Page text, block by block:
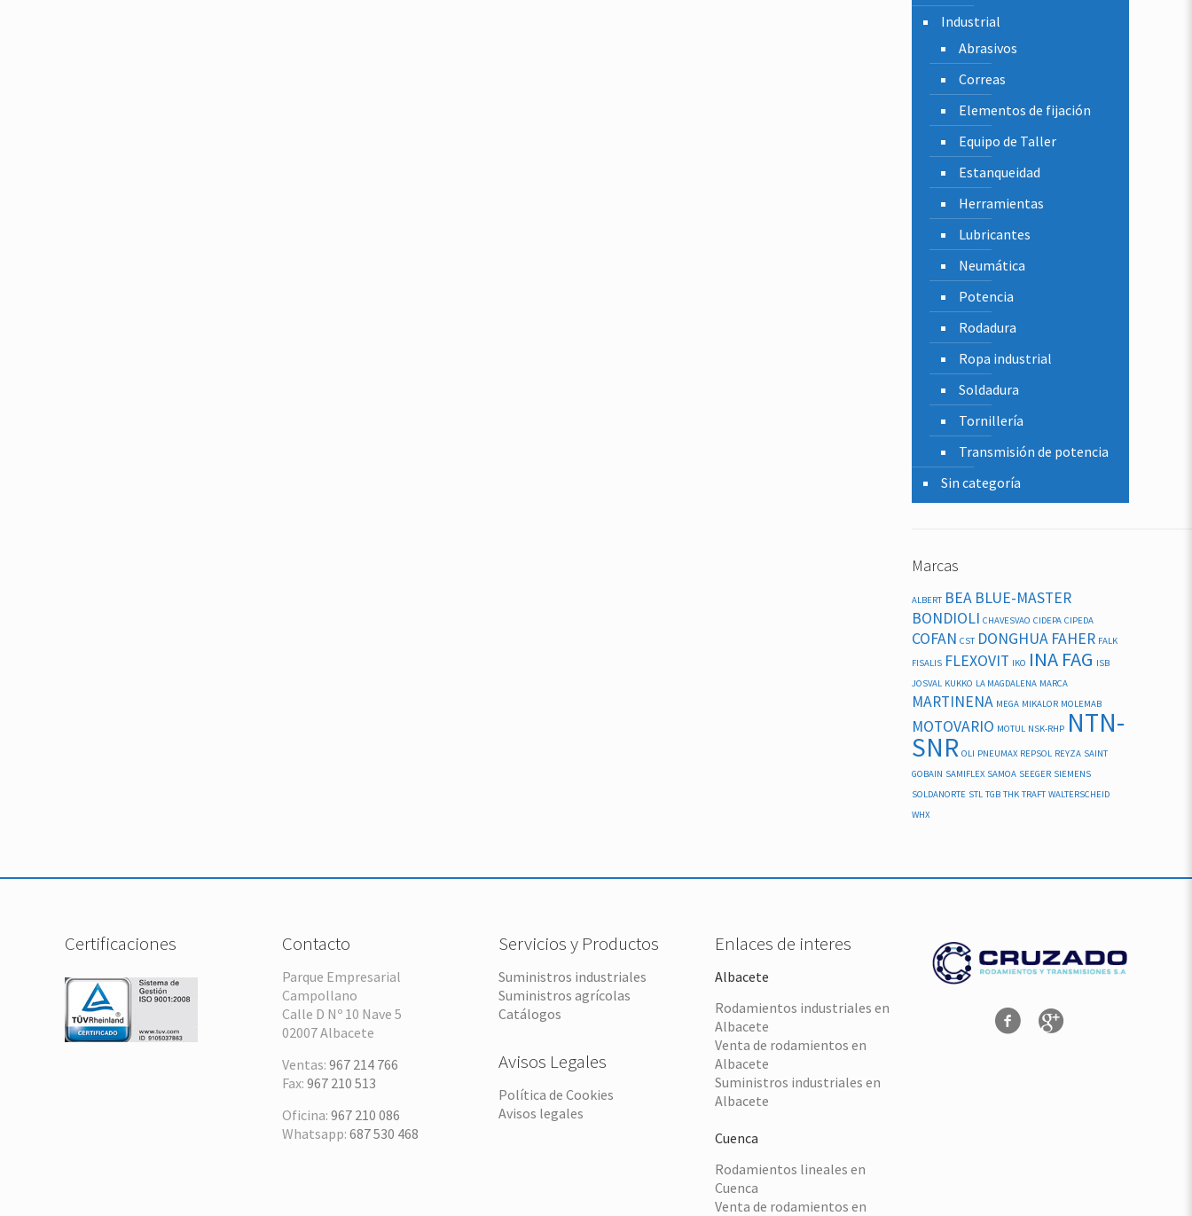
Industrial
Abrasivos
Correas
Elementos de fijación
Equipo de Taller
Estanqueidad
Herramientas
Lubricantes
Neumática
Potencia
Rodadura
Ropa industrial
Soldadura
Tornillería
Transmisión de potencia
Sin categoría
Marcas
ALBERT BEA BLUE-MASTER
BONDIOLI CHAVESVAO CIDEPA CIPEDA
COFAN CST DONGHUA FAHER FALK
FISALIS FLEXOVIT IKO INA FAG ISB
JOSVAL KUKKO LA MAGDALENA MARCA
MARTINENA MEGA MIKALOR MOLEMAB
MOTOVARIO MOTUL NSK-RHP NTN-
SNR OLI PNEUMAX REPSOL REYZA SAINT
GOBAIN SAMIFLEX SAMOA SEEGER SIEMENS
SOLDANORTE STL TGB THK TRAFT WALTERSCHEID
WHX
Certificaciones Contacto
Parque Empresarial
Campollano
Calle D Nº 10 Nave 5
02007 Albacete
Ventas: 967 214 766
Fax: 967 210 513
Oficina: 967 210 086
Whatsapp: 687 530 468
Servicios y Productos
Suministros industriales
Suministros agrícolas
Catálogos
Avisos Legales
Política de Cookies
Avisos legales
Enlaces de interes
Albacete
Rodamientos industriales en
Albacete
Venta de rodamientos en
Albacete
Suministros industriales en
Albacete
Cuenca
Rodamientos lineales en
Cuenca
Venta de rodamientos en